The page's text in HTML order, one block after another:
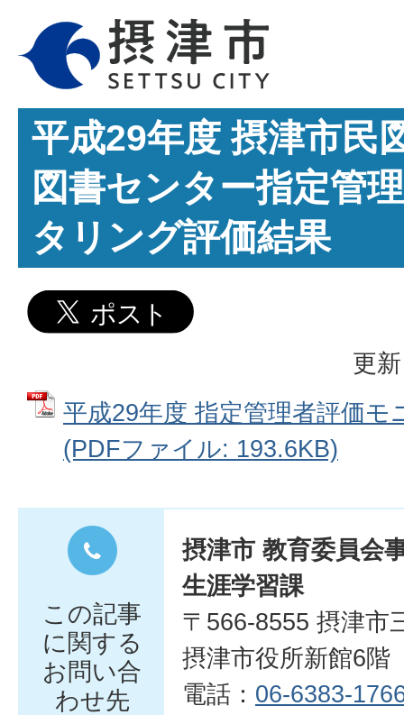
平成29年度 摂津市民
図書センター指定管
タリング評価結果
更
平成29年度 指定管理者評価モ
(PDFファイル: 193.6KB)
この記事
に関する
お問い合
わせ先
摂津市 教育委員会
生涯学習課
〒566-8555 摂津市
摂津市役所新館6階
電話： 06-6383-